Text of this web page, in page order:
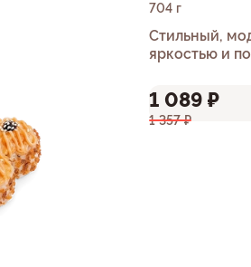
704 г
Стильный,
яркостью и
1 089 ₽
1 357 ₽